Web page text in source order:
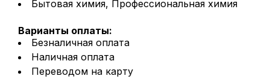
Бытовая химия, Профессиональная химия
Варианты оплаты:
Безналичная оплата
Наличная оплата
Переводом на карту